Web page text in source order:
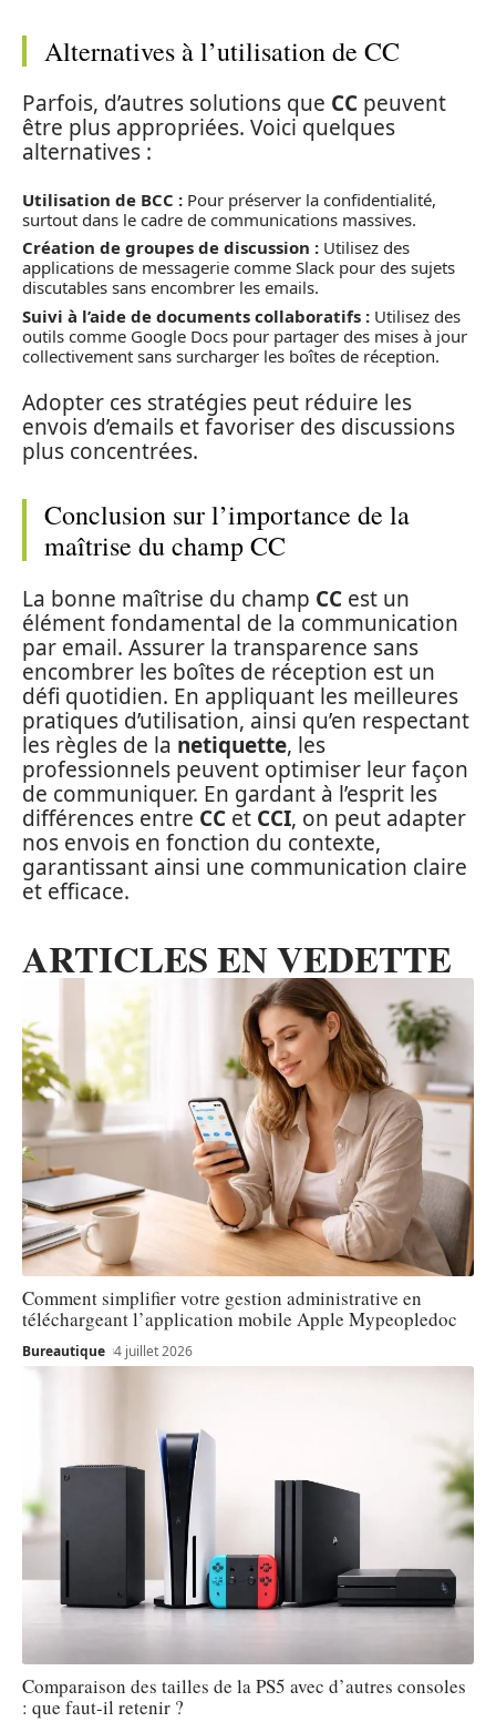
Alternatives à l’utilisation de CC
Parfois, d’autres solutions que CC peuvent
être plus appropriées. Voici quelques
alternatives :
Utilisation de BCC : Pour préserver la confidentialité,
surtout dans le cadre de communications massives.
Création de groupes de discussion : Utilisez des
applications de messagerie comme Slack pour des sujets
discutables sans encombrer les emails.
Suivi à l’aide de documents collaboratifs : Utilisez des
outils comme Google Docs pour partager des mises à jour
collectivement sans surcharger les boîtes de réception.
Adopter ces stratégies peut réduire les
envois d’emails et favoriser des discussions
plus concentrées.
Conclusion sur l’importance de la
maîtrise du champ CC
La bonne maîtrise du champ CC est un
élément fondamental de la communication
par email. Assurer la transparence sans
encombrer les boîtes de réception est un
défi quotidien. En appliquant les meilleures
pratiques d’utilisation, ainsi qu’en respectant
les règles de la netiquette, les
professionnels peuvent optimiser leur façon
de communiquer. En gardant à l’esprit les
différences entre CC et CCI, on peut adapter
nos envois en fonction du contexte,
garantissant ainsi une communication claire
et efficace.
ARTICLES EN VEDETTE
Comment simplifier votre gestion administrative en
téléchargeant l’application mobile Apple Mypeopledoc
Bureautique 4 juillet 2026
Comparaison des tailles de la PS5 avec d’autres consoles
: que faut-il retenir ?